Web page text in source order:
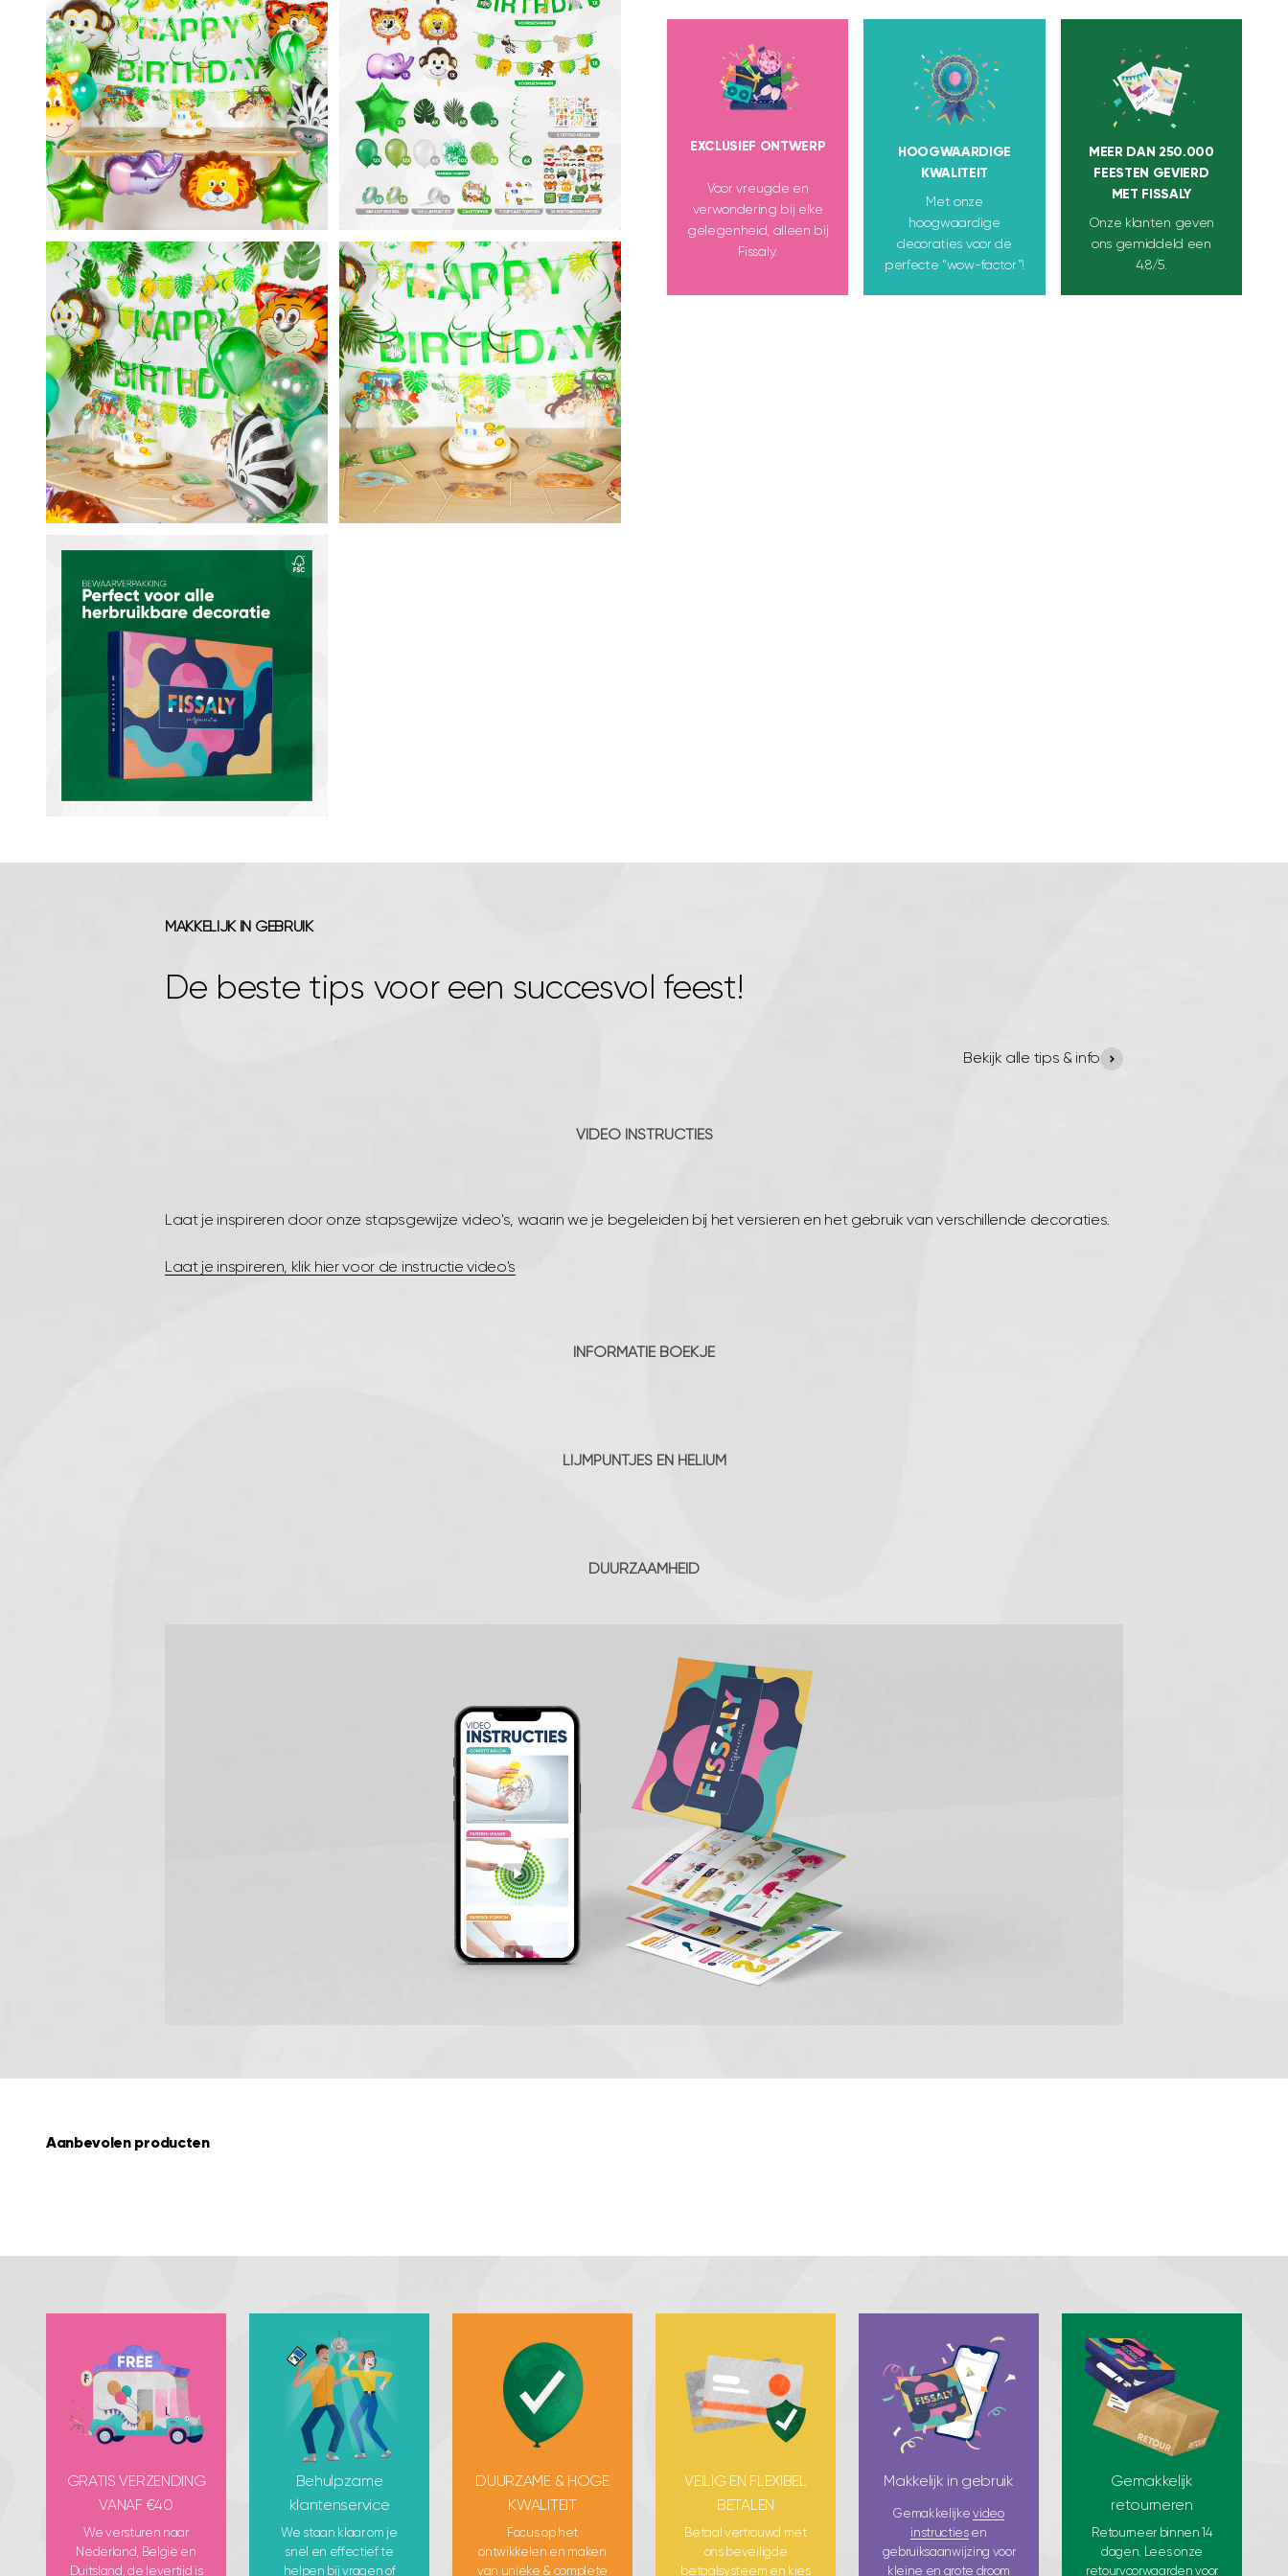
EXCLUSIEF ONTWERP
Voor vreugde en
verwondering bij elke
gelegenheid, alleen bij
Fissaly.
HOOGWAARDIGE
KWALITEIT
Met onze
hoogwaardige
decoraties voor de
perfecte “wow-factor”!
MEER DAN 250.000
FEESTEN GEVIERD
MET FISSALY
Onze klanten geven
ons gemiddeld een
4.8/5.
MAKKELIJK IN GEBRUIK
De beste tips voor een succesvol feest!
Bekijk alle tips & info
VIDEO INSTRUCTIES
Laat je inspireren door onze stapsgewijze video's, waarin we je begeleiden bij het versieren en het gebruik van verschillende decoraties.
Laat je inspireren, klik hier voor de instructie video's
INFORMATIE BOEKJE
LIJMPUNTJES EN HELIUM
DUURZAAMHEID
Aanbevolen producten
GRATIS VERZENDING
VANAF €40
We versturen naar
Nederland, België en
Duitsland, de levertijd is
Behulpzame
klantenservice
We staan klaar om je
snel en effectief te
helpen bij vragen of
DUURZAME & HOGE
KWALITEIT
Focus op het
ontwikkelen en maken
van unieke & complete
VEILIG EN FLEXIBEL
BETALEN
Betaal vertrouwd met
ons beveiligde
betaalsysteem en kies
Makkelijk in gebruik
Gemakkelijkevideo
instructiesen
gebruiksaanwijzing voor
kleine en grote droom
Gemakkelijk
retourneren
Retourneer binnen 14
dagen. Lees onze
retourvoorwaarden voor